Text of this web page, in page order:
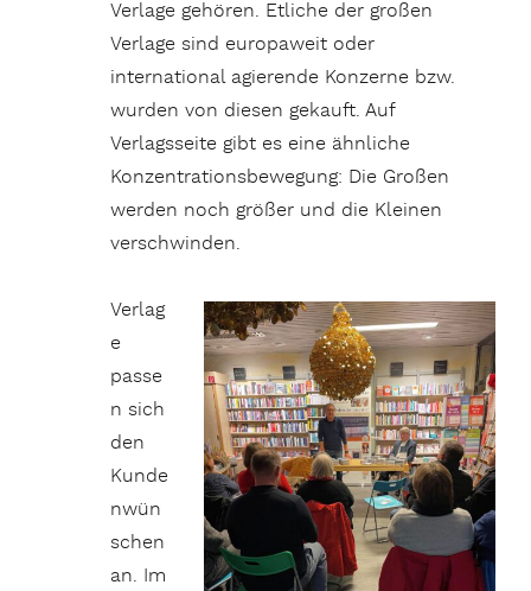
Verlage gehören. Etliche der großen
Verlage sind europaweit oder
international agierende Konzerne bzw.
wurden von diesen gekauft. Auf
Verlagsseite gibt es eine ähnliche
Konzentrationsbewegung: Die Großen
werden noch größer und die Kleinen
verschwinden.
Verlag
e
passe
n sich
den
Kunde
nwün
schen
an. Im